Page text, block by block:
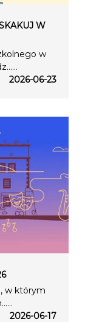
W
w
2026-06-23
w którym
2026-06-17